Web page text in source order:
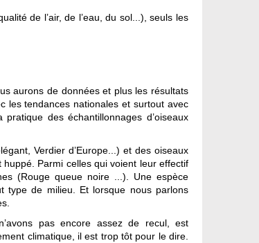
de l’air, de l’eau, du sol...), seuls les
aurons de données et plus les résultats
les tendances nationales et surtout avec
des échantillonnages d’oiseaux
Verdier d’Europe...) et des oiseaux
Parmi celles qui voient leur effectif
(Rouge queue noire ...). Une espèce
type de milieu. Et lorsque nous parlons
pas encore assez de recul, est
climatique, il est trop tôt pour le dire.